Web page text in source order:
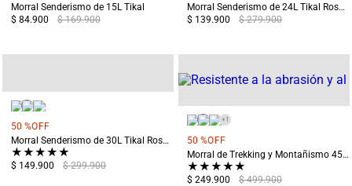
Morral Senderismo de 15L Tikal
$ 84.900
$ 169.900
Morral Senderismo de 24L Tikal Rosado
$ 139.900
$ 279.900
50 %OFF
Morral Senderismo de 30L Tikal Rosado
★★★★★
$ 149.900 $ 299.900
+1
50 %OFF
Morral de Trekking y Montañismo 45L Machu Pichu Naranja
★★★★★
$ 249.900 $ 499.900